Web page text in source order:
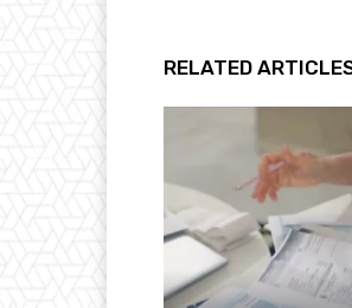
RELATED